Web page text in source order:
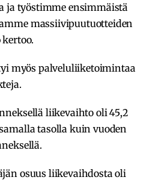
ja työstimme ensimmäistä
massiivipuutuotteiden
kertoo.
myös palveluliiketoimintaa
liikevaihto oli 45,2
tasolla kuin vuoden
osuus liikevaihdosta oli